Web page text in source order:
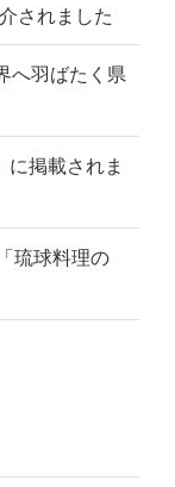
されました
へ羽ばたく県
に掲載されま
琉球料理の